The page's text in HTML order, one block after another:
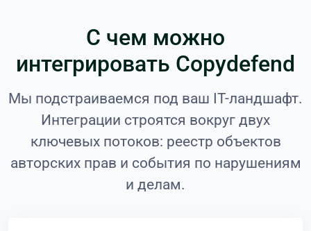
С чем можно
интегрировать Copydefend
Мы подстраиваемся под ваш IT-ландшафт.
Интеграции строятся вокруг двух
ключевых потоков: реестр объектов
авторских прав и события по нарушениям
и делам.